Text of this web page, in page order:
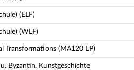
(ELF)
(WLF)
Transformations (MA120 LP)
Byzantin. Kunstgeschichte